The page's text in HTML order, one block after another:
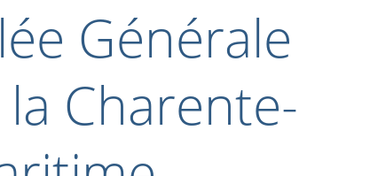
Générale
Charente-